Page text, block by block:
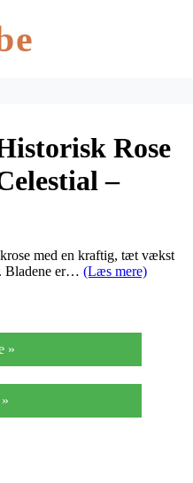
Rose
–
med en kraftig, tæt vækst
Bladene er… (Læs mere)
»